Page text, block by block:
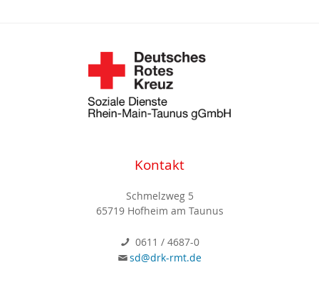
Kontakt
Schmelzweg 5
65719 Hofheim am Taunus
0611 / 4687-0
sd@drk-rmt.de